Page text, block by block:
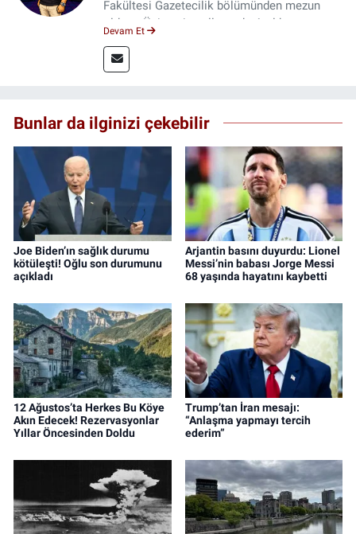
Fakültesi Gazetecilik bölümünden mezun
oldum. Üniversite yıllarımda 4 yıl boyunca
saha deneyimi kazandım. 2023 yılından beri
Genç Gazete'de okurlarımıza haber
Devam Et
Bunlar da ilginizi çekebilir
Joe Biden’ın sağlık durumu
kötüleşti! Oğlu son durumunu
açıkladı
Arjantin basını duyurdu: Lionel
Messi’nin babası Jorge Messi
68 yaşında hayatını kaybetti
12 Ağustos’ta Herkes Bu Köye
Akın Edecek! Rezervasyonlar
Yıllar Öncesinden Doldu
Trump’tan İran mesajı:
“Anlaşma yapmayı tercih
ederim”